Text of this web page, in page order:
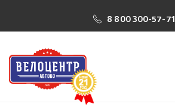
8 800 300-57-71